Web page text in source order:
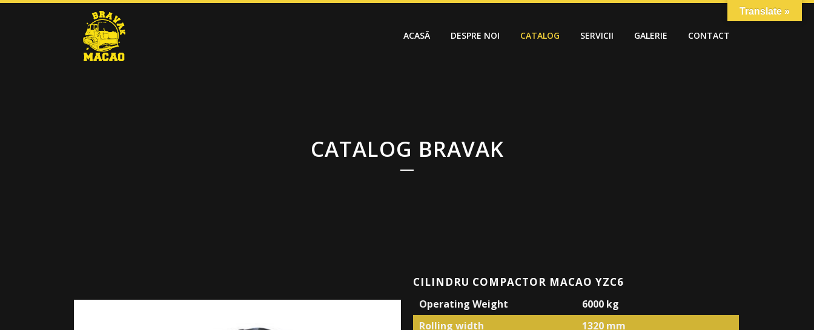
ACASĂ DESPRE NOI CATALOG SERVICII GALERIE CONTACT
CATALOG BRAVAK
CILINDRU COMPACTOR MACAO YZC6
Operating Weight
6000 kg
Rolling width
1320 mm
Translate »